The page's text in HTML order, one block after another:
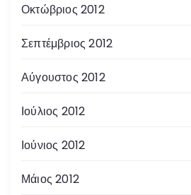
Οκτώβριος 2012
Σεπτέμβριος 2012
Αύγουστος 2012
Ιούλιος 2012
Ιούνιος 2012
Μάιος 2012